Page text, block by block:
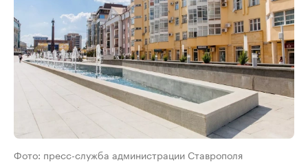
Фото: пресс-служба администрации Ставрополя